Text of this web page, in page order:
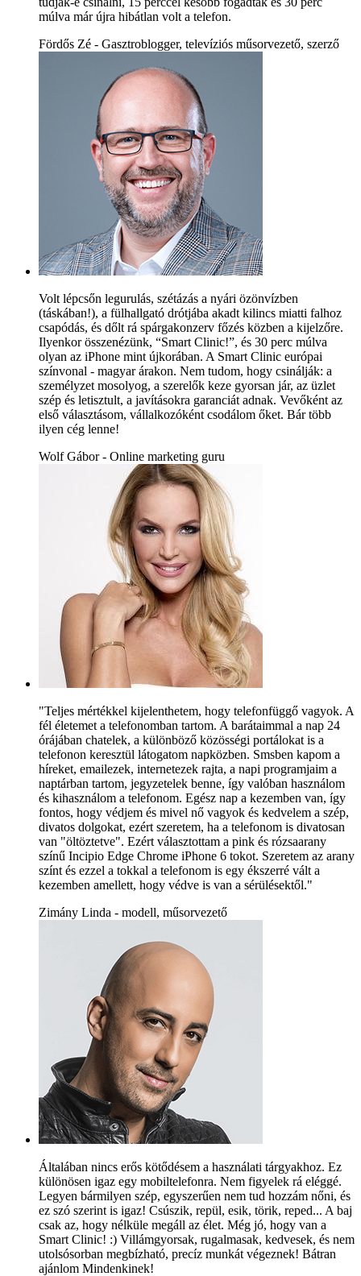
múlva már újra hibátlan volt a telefon.
Fördős Zé - Gasztroblogger, televíziós műsorvezető, szerző
Volt lépcsőn legurulás, szétázás a nyári özönvízben
(táskában!), a fülhallgató drótjába akadt kilincs miatti falhoz
csapódás, és dőlt rá spárgakonzerv főzés közben a kijelzőre.
Ilyenkor összenézünk, “Smart Clinic!”, és 30 perc múlva
olyan az iPhone mint újkorában. A Smart Clinic európai
színvonal - magyar árakon. Nem tudom, hogy csinálják: a
személyzet mosolyog, a szerelők keze gyorsan jár, az üzlet
szép és letisztult, a javításokra garanciát adnak. Vevőként az
első választásom, vállalkozóként csodálom őket. Bár több
ilyen cég lenne!
Wolf Gábor - Online marketing guru
"Teljes mértékkel kijelenthetem, hogy telefonfüggő vagyok. A
fél életemet a telefonomban tartom. A barátaimmal a nap 24
órájában chatelek, a különböző közösségi portálokat is a
telefonon keresztül látogatom napközben. Smsben kapom a
híreket, emailezek, internetezek rajta, a napi programjaim a
naptárban tartom, jegyzetelek benne, így valóban használom
és kihasználom a telefonom. Egész nap a kezemben van, így
fontos, hogy védjem és mivel nő vagyok és kedvelem a szép,
divatos dolgokat, ezért szeretem, ha a telefonom is divatosan
van "öltöztetve". Ezért választottam a pink és rózsaarany
színű Incipio Edge Chrome iPhone 6 tokot. Szeretem az arany
színt és ezzel a tokkal a telefonom is egy ékszerré vált a
kezemben amellett, hogy védve is van a sérülésektől."
Zimány Linda - modell, műsorvezető
Általában nincs erős kötődésem a használati tárgyakhoz. Ez
különösen igaz egy mobiltelefonra. Nem figyelek rá eléggé.
Legyen bármilyen szép, egyszerűen nem tud hozzám nőni, és
ez szó szerint is igaz! Csúszik, repül, esik, törik, reped... A baj
csak az, hogy nélküle megáll az élet. Még jó, hogy van a
Smart Clinic! :) Villámgyorsak, rugalmasak, kedvesek, és nem
utolsósorban megbízható, precíz munkát végeznek! Bátran
ajánlom Mindenkinek!